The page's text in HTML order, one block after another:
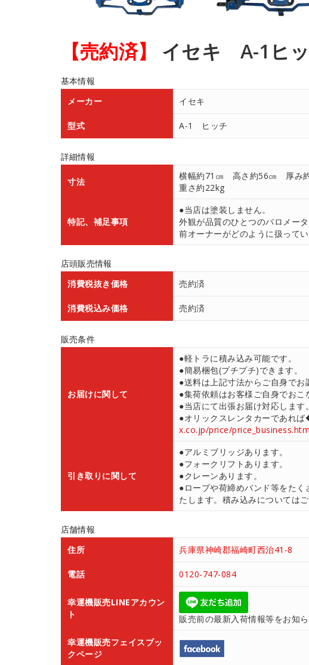
【売約済】 イセキ A-1ヒ
基本情報
メーカー
イセキ
型式 A-1 ヒッチ
詳細情報
寸法
横幅約71㎝ 高さ約56㎝ 厚み
重さ約22kg
特記、補足事項
●当店は塗装しません。
外観が品質のひとつのバロメー
前オーナーがどのように扱って
店頭販売情報
消費税抜き価格
売約済
消費税込み価格 売約済
販売条件
お届けに関して
●軽トラに積み込み可能です。
●簡易梱包(プチプチ)できます。
●送料は上記寸法からご自身でお
●集荷依頼はお客様ご自身でおこ
●当店にて出張お届け対応しま
●オリックスレンタカーであれ
x.co.jp/price/
引き取りに関して
●アルミブリッジあります。
●フォークリフトあります。
●クレーンあります。
●ロープや荷締めバンド等をた
たします。積み込みについては
店舗情報
住所
兵庫県神崎郡福崎町西治41-8
電話 0120-747-084
幸運機販売LINEアカウン
ト
販売前の最新入荷情報等をお知ら
幸運機販売フェイスブッ
クページ